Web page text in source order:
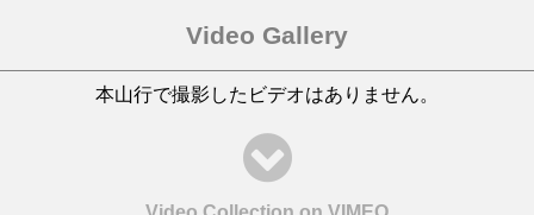
Video Gallery
本山行で撮影したビデオはありません。